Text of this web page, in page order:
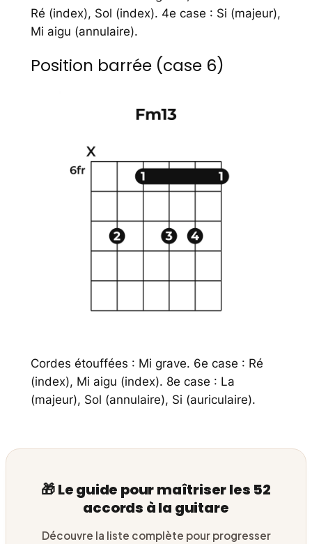
Ré (index), Sol (index). 4e case : Si (majeur),
Mi aigu (annulaire).
Position barrée (case 6)
Cordes étouffées : Mi grave. 6e case : Ré
(index), Mi aigu (index). 8e case : La
(majeur), Sol (annulaire), Si (auriculaire).
🎁 Le guide pour maîtriser les 52
accords à la guitare
Découvre la liste complète pour progresser